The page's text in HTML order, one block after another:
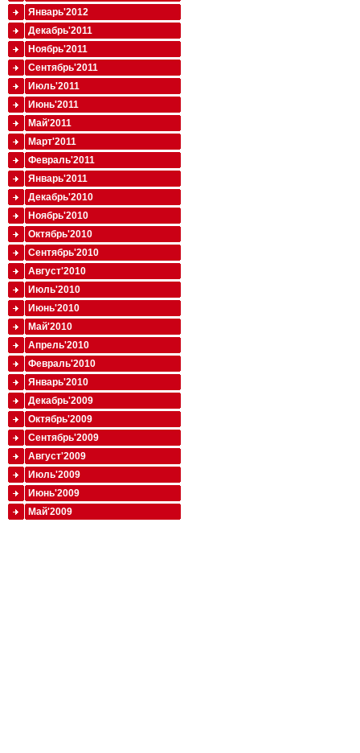
Январь'2012
Декабрь'2011
Ноябрь'2011
Сентябрь'2011
Июль'2011
Июнь'2011
Май'2011
Март'2011
Февраль'2011
Январь'2011
Декабрь'2010
Ноябрь'2010
Октябрь'2010
Сентябрь'2010
Август'2010
Июль'2010
Июнь'2010
Май'2010
Апрель'2010
Февраль'2010
Январь'2010
Декабрь'2009
Октябрь'2009
Сентябрь'2009
Август'2009
Июль'2009
Июнь'2009
Май'2009